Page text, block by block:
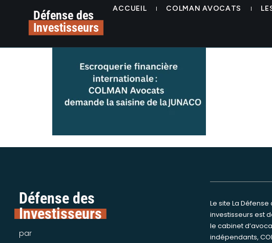
Défense des
Investisseurs
ACCUEIL COLMAN AVOCATS
Escroquerie arnaque
Défense des
Investisseurs
par
Le site La Défense
investisseurs est
le cabinet
indépendants,
Nous intervenons pour
assister et
victimes d’escroqueries